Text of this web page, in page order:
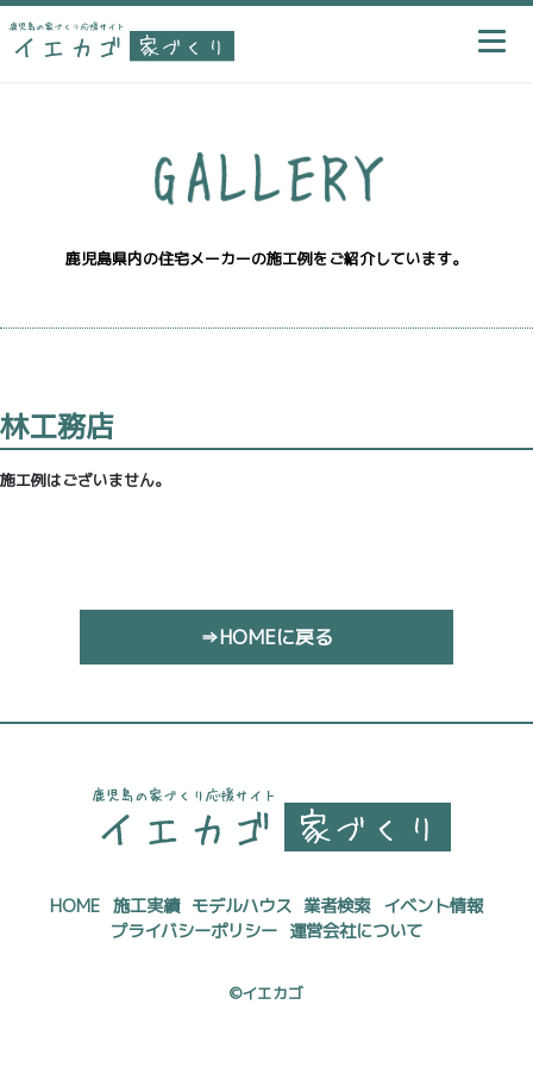
鹿児島県内の住宅メーカーの施工例をご紹介しています。
林工務店
施工例はございません。
⇒HOMEに戻る
HOME 施工実績 モデルハウス 業者検索 イベント情報
プライバシーポリシー 運営会社について
©イエカゴ